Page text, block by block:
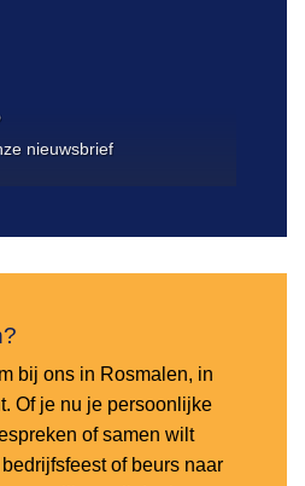
nieuwsbrief
bij ons in Rosmalen, in
Of je nu je persoonlijke
of samen wilt
of beurs naar